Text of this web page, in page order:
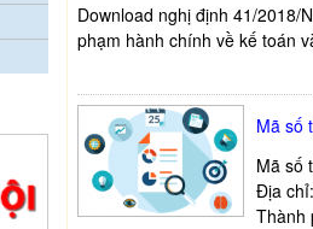
Download nghị định 41/2018/
phạm hành chính về kế toán
Mã số
Mã số
Địa
Thành